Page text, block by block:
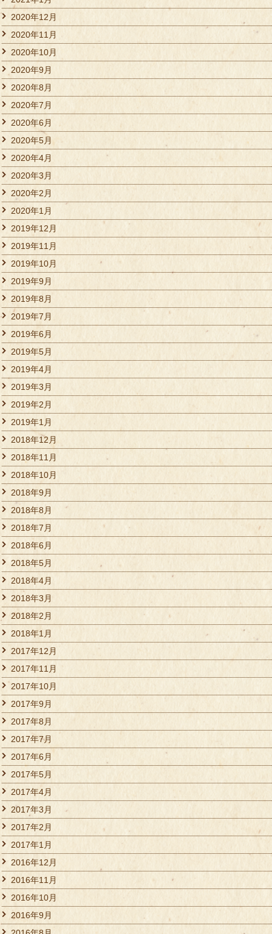
2020年12月
2020年11月
2020年10月
2020年9月
2020年8月
2020年7月
2020年6月
2020年5月
2020年4月
2020年3月
2020年2月
2020年1月
2019年12月
2019年11月
2019年10月
2019年9月
2019年8月
2019年7月
2019年6月
2019年5月
2019年4月
2019年3月
2019年2月
2019年1月
2018年12月
2018年11月
2018年10月
2018年9月
2018年8月
2018年7月
2018年6月
2018年5月
2018年4月
2018年3月
2018年2月
2018年1月
2017年12月
2017年11月
2017年10月
2017年9月
2017年8月
2017年7月
2017年6月
2017年5月
2017年4月
2017年3月
2017年2月
2017年1月
2016年12月
2016年11月
2016年10月
2016年9月